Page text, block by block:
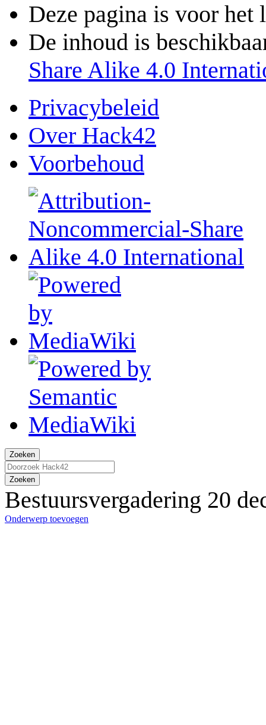
Deze pagina is voor het
De inhoud is
Share Alike 4.0
Privacybeleid
Over Hack42
Voorbehoud
Zoeken
Zoeken
Bestuursvergadering 20
Onderwerp toevoegen